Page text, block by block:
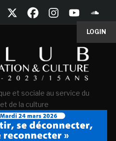
LOGIN
et sociale au service du
de la culture